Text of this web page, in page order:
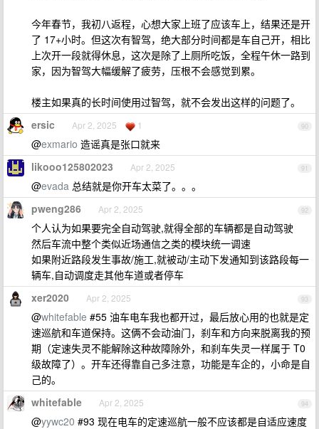
今年春节，我初八返程，心想大家上班了应该车上，结果还是开
了 17+小时。但这次有智驾，绝大部分时间都是车自己开，相比
上次开一段就得休息，这次是除了上厕所吃饭，全程午休一路到
家，因为智驾大幅缓解了疲劳，压根不会感觉到累。
楼主如果真的长时间使用过智驾，就不会发出这样的问题了。
90
ersic Apr 2, 2025 1
@exmario 造谣真是张口就来
91
likooo125802023 Apr 2, 2025
@evada 总结就是你开车太菜了。。。
92
pweng286 Apr 2, 2025
个人认为如果要完全自动驾驶,就得全部的车辆都是自动驾驶
然后车流中整个类似近场通信之类的模块统一调速
如果附近路段发生事故/施工,就被动/主动下发通知到该路段每一
辆车,自动调度走其他车道或者停车
93
xer2020 Apr 2, 2025
@whitefable #55 油车电车我也都开过，最后放心用的也就是定
速巡航和车道保持。这俩不会动油门，刹车和方向来脱离我的预
期（定速失灵不能解除这种故障除外，和刹车失灵一样属于 T0
级故障了）。开车还得靠自己多注意，功能是车企的，小命是自
己的。
94
whitefable Apr 2, 2025
@yywc20 #93 现在电车的定速巡航一般不应该都是自适应速度